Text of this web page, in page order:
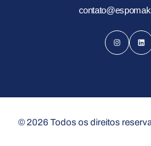
© 2026 Todos os direitos